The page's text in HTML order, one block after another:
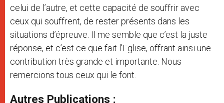
celui de l’autre, et cette capacité de souffrir avec
ceux qui souffrent, de rester présents dans les
situations d’épreuve. Il me semble que c’est la juste
réponse, et c’est ce que fait l’Eglise, offrant ainsi une
contribution très grande et importante. Nous
remercions tous ceux qui le font.
Autres Publications :